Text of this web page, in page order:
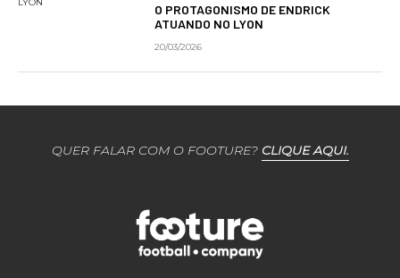
O PROTAGONISMO DE ENDRICK
ATUANDO NO LYON
20/03/2026
QUER FALAR COM O FOOTURE? CLIQUE AQUI.